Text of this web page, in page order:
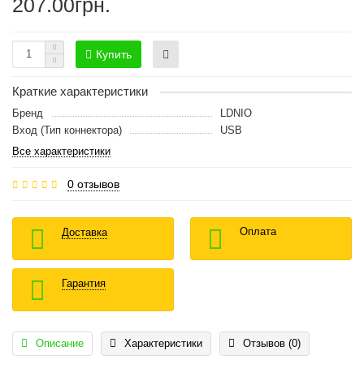
Купить
Краткие характеристики
Бренд
LDNIO
Вход (Тип коннектора)
USB
Все характеристики
0 отзывов
Доставка Оплата
Гарантия
Описание Характеристики Отзывов (0)